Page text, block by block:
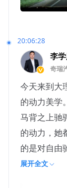
20:06:28
李
奇瑞
今天来到大
的动力美学
马背之上驰
的动力，她
的是对自由
够陪伴她踏遍
展开全文